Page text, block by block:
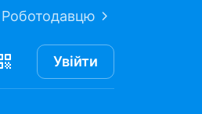
Роботодавцю
Увійти